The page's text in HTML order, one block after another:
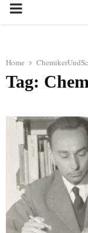
PRIMARY
Home
Tag: